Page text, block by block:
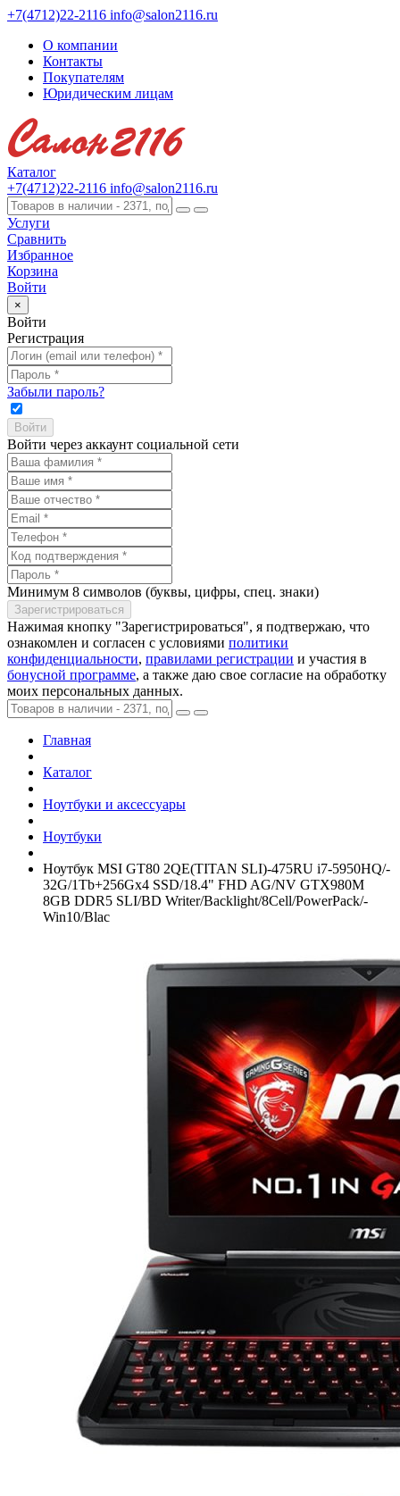
+7(4712)22-2116 info@salon2116.ru
О компании
Контакты
Покупателям
Юридическим лицам
Каталог
+7(4712)22-2116 info@salon2116.ru
Услуги
Сравнить
Избранное
Корзина
Войти
×
Войти
Регистрация
Забыли пароль?
Войти через аккаунт социальной сети
Минимум 8 символов (буквы, цифры, спец. знаки)
Нажимая кнопку "Зарегистрироваться", я подтвержаю, что
ознакомлен и согласен с условиями политики
конфиденциальности, правилами регистрации и участия в
бонусной программе, а также даю свое согласие на обработку
моих персональных данных.
Главная
Каталог
Ноутбуки и аксессуары
Ноутбуки
Ноутбук MSI GT80 2QE(TITAN SLI)-475RU i7-5950HQ/­
32G/­1Tb+­256Gx4 SSD/­18.4" FHD AG/­NV GTX980M
8GB DDR5 SLI/­BD Writer/­Backlight/­8Cell/­PowerPack/­
Win10/­Blac